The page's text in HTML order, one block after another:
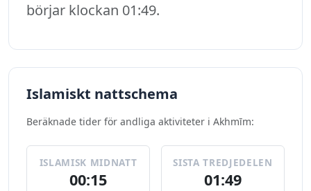
börjar klockan 01:49.
Islamiskt nattschema
Beräknade tider för andliga aktiviteter i Akhmīm:
ISLAMISK MIDNATT
00:15
SISTA TREDJEDELEN
01:49